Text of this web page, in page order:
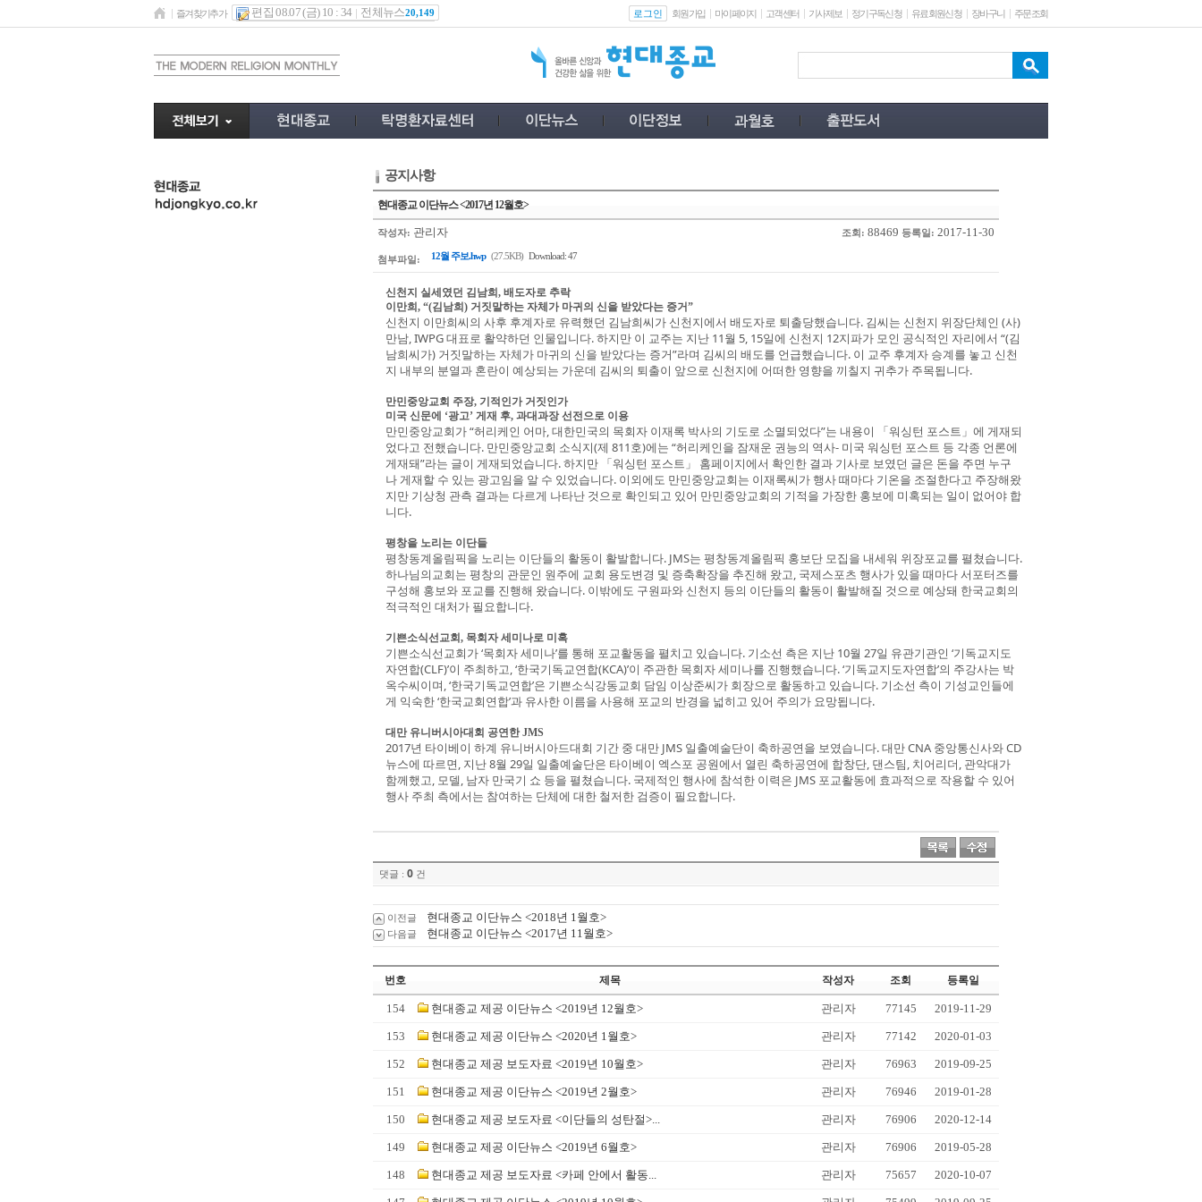
즐겨찾기추가 편집 08.07 (금) 10 : 34 전체뉴스20,149 로그인 회원가입 마이페이지 고객센터 기사제보 정기구독신청 유료회원신청 장바구니 주문조회
공지사항
현대종교 이단뉴스 <2017년 12월호>
작성자: 관리자 조회: 88469 등록일: 2017-11-30
첨부파일: 12월 주보.hwp (27.5KB) Download: 47
신천지 실세였던 김남희, 배도자로 추락
이만희, “(김남희) 거짓말하는 자체가 마귀의 신을 받았다는 증거”
신천지 이만희씨의 사후 후계자로 유력했던 김남희씨가 신천지에서 배도자로 퇴출당했습니다. 김씨는 신천지 위장단체인 (사)
만남, IWPG 대표로 활약하던 인물입니다. 하지만 이 교주는 지난 11월 5, 15일에 신천지 12지파가 모인 공식적인 자리에서 “(김
남희씨가) 거짓말하는 자체가 마귀의 신을 받았다는 증거”라며 김씨의 배도를 언급했습니다. 이 교주 후계자 승계를 놓고 신천
지 내부의 분열과 혼란이 예상되는 가운데 김씨의 퇴출이 앞으로 신천지에 어떠한 영향을 끼칠지 귀추가 주목됩니다.
만민중앙교회 주장, 기적인가 거짓인가
미국 신문에 ‘광고’ 게재 후, 과대과장 선전으로 이용
만민중앙교회가 “허리케인 어마, 대한민국의 목회자 이재록 박사의 기도로 소멸되었다”는 내용이 「워싱턴 포스트」에 게재되
었다고 전했습니다. 만민중앙교회 소식지(제 811호)에는 “허리케인을 잠재운 권능의 역사- 미국 워싱턴 포스트 등 각종 언론에
게재돼”라는 글이 게재되었습니다. 하지만 「워싱턴 포스트」 홈페이지에서 확인한 결과 기사로 보였던 글은 돈을 주면 누구
나 게재할 수 있는 광고임을 알 수 있었습니다. 이외에도 만민중앙교회는 이재록씨가 행사 때마다 기온을 조절한다고 주장해왔
지만 기상청 관측 결과는 다르게 나타난 것으로 확인되고 있어 만민중앙교회의 기적을 가장한 홍보에 미혹되는 일이 없어야 합
니다.
평창을 노리는 이단들
평창동계올림픽을 노리는 이단들의 활동이 활발합니다. JMS는 평창동계올림픽 홍보단 모집을 내세워 위장포교를 펼쳤습니다.
하나님의교회는 평창의 관문인 원주에 교회 용도변경 및 증축확장을 추진해 왔고, 국제스포츠 행사가 있을 때마다 서포터즈를
구성해 홍보와 포교를 진행해 왔습니다. 이밖에도 구원파와 신천지 등의 이단들의 활동이 활발해질 것으로 예상돼 한국교회의
적극적인 대처가 필요합니다.
기쁜소식선교회, 목회자 세미나로 미혹
기쁜소식선교회가 ‘목회자 세미나’를 통해 포교활동을 펼치고 있습니다. 기소선 측은 지난 10월 27일 유관기관인 ‘기독교지도
자연합(CLF)’이 주최하고, ‘한국기독교연합(KCA)’이 주관한 목회자 세미나를 진행했습니다. ‘기독교지도자연합’의 주강사는 박
옥수씨이며, ‘한국기독교연합’은 기쁜소식강동교회 담임 이상준씨가 회장으로 활동하고 있습니다. 기소선 측이 기성교인들에
게 익숙한 ‘한국교회연합’과 유사한 이름을 사용해 포교의 반경을 넓히고 있어 주의가 요망됩니다.
대만 유니버시아대회 공연한JMS
2017년 타이베이 하계 유니버시아드대회 기간 중 대만 JMS 일출예술단이 축하공연을 보였습니다. 대만 CNA 중앙통신사와 CD
뉴스에 따르면, 지난 8월 29일 일출예술단은 타이베이 엑스포 공원에서 열린 축하공연에 합창단, 댄스팀, 치어리더, 관악대가
함께했고, 모델, 남자 만국기 쇼 등을 펼쳤습니다. 국제적인 행사에 참석한 이력은 JMS 포교활동에 효과적으로 작용할 수 있어
행사 주최 측에서는 참여하는 단체에 대한 철저한 검증이 필요합니다.
댓글 : 0 건
이전글 현대종교 이단뉴스 <2018년 1월호>
다음글 현대종교 이단뉴스 <2017년 11월호>
번호 제목 작성자 조회 등록일
154 현대종교 제공 이단뉴스 <2019년 12월호> 관리자 77145 2019-11-29
153 현대종교 제공 이단뉴스 <2020년 1월호> 관리자 77142 2020-01-03
152 현대종교 제공 보도자료 <2019년 10월호> 관리자 76963 2019-09-25
151 현대종교 제공 이단뉴스 <2019년 2월호> 관리자 76946 2019-01-28
150 현대종교 제공 보도자료 <이단들의 성탄절>... 관리자 76906 2020-12-14
149 현대종교 제공 이단뉴스 <2019년 6월호> 관리자 76906 2019-05-28
148 현대종교 제공 보도자료 <카페 안에서 활동... 관리자 75657 2020-10-07